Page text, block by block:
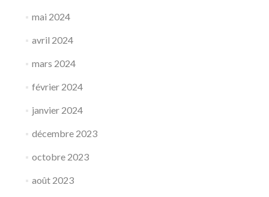
mai 2024
avril 2024
mars 2024
février 2024
janvier 2024
décembre 2023
octobre 2023
août 2023